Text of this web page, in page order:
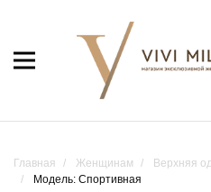
Главная Женщинам Верхняя
Модель: Спортивная